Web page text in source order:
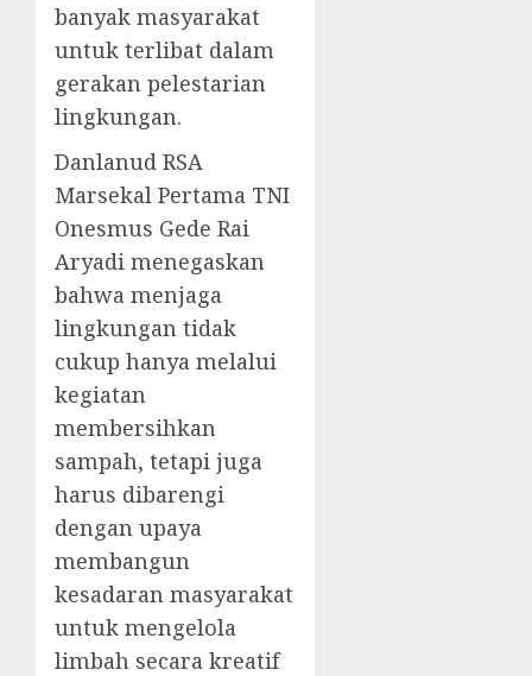
banyak masyarakat
untuk terlibat dalam
gerakan pelestarian
lingkungan.
Danlanud RSA
Marsekal Pertama TNI
Onesmus Gede Rai
Aryadi menegaskan
bahwa menjaga
lingkungan tidak
cukup hanya melalui
kegiatan
membersihkan
sampah, tetapi juga
harus dibarengi
dengan upaya
membangun
kesadaran masyarakat
untuk mengelola
limbah secara kreatif